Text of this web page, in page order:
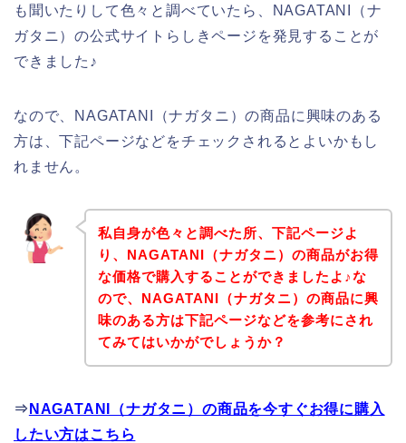
も聞いたりして色々と調べていたら、NAGATANI（ナ
ガタニ）の公式サイトらしきページを発見することが
できました♪
なので、NAGATANI（ナガタニ）の商品に興味のある
方は、下記ページなどをチェックされるとよいかもし
れません。
私自身が色々と調べた所、下記ページよ
り、NAGATANI（ナガタニ）の商品がお得
な価格で購入することができましたよ♪な
ので、NAGATANI（ナガタニ）の商品に興
味のある方は下記ページなどを参考にされ
てみてはいかがでしょうか？
⇒ NAGATANI（ナガタニ）の商品を今すぐお得に購入
したい方はこちら